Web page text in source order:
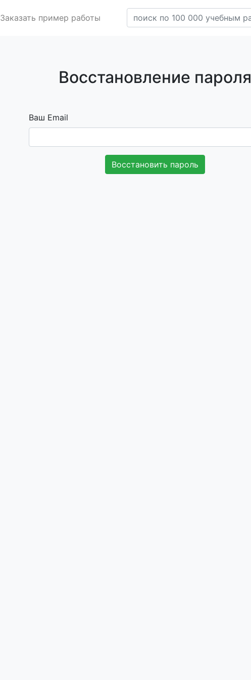
Заказать пример работы
Восстановление пароля
Ваш Email